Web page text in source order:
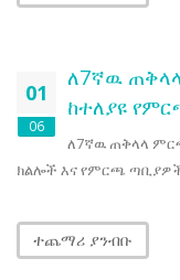
01
06
ለ7ኛዉ
ከተለያዩ
ለ7ኛዉ ጠቅላላ
ክልሎች እና የምርጫ
ተጨማሪ ያንብቡ